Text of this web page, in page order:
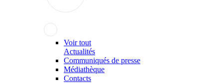
Voir tout
Actualités
Communiqués de presse
Médiathèque
Contacts